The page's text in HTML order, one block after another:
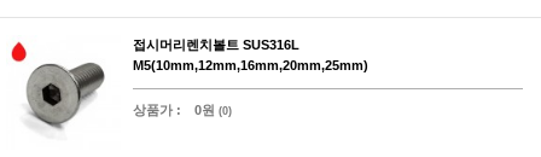
접시머리렌치볼트 SUS316L
M5(10mm,12mm,16mm,20mm,25mm)
상품가 : 0원 (0)